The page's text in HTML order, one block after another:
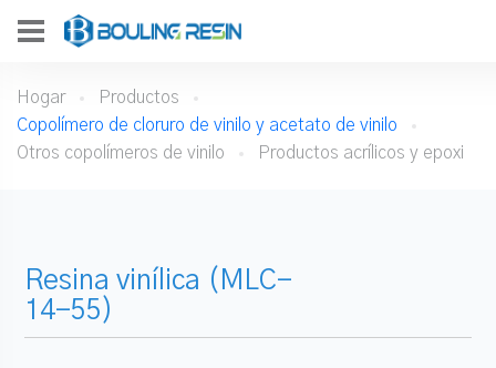
Hogar
Productos
Copolímero de cloruro de vinilo y acetato de vinilo
Otros copolímeros de vinilo
Productos acrílicos y epoxi
Resina vinílica (MLC-
14-55)